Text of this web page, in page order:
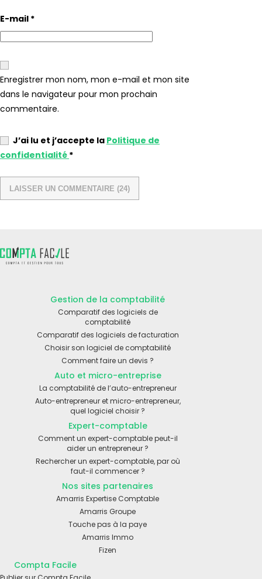
E-mail *
Enregistrer mon nom, mon e-mail et mon site
dans le navigateur pour mon prochain
commentaire.
J’ai lu et j’accepte la Politique de
confidentialité *
Gestion de la comptabilité
Comparatif des logiciels de
comptabilité
Comparatif des logiciels de facturation
Choisir son logiciel de comptabilité
Comment faire un devis ?
Auto et micro-entreprise
La comptabilité de l’auto-entrepreneur
Auto-entrepreneur et micro-entrepreneur,
quel logiciel choisir ?
Expert-comptable
Comment un expert-comptable peut-il
aider un entrepreneur ?
Rechercher un expert-comptable, par où
faut-il commencer ?
Nos sites partenaires
Amarris Expertise Comptable
Amarris Groupe
Touche pas à la paye
Amarris Immo
Fizen
Compta Facile